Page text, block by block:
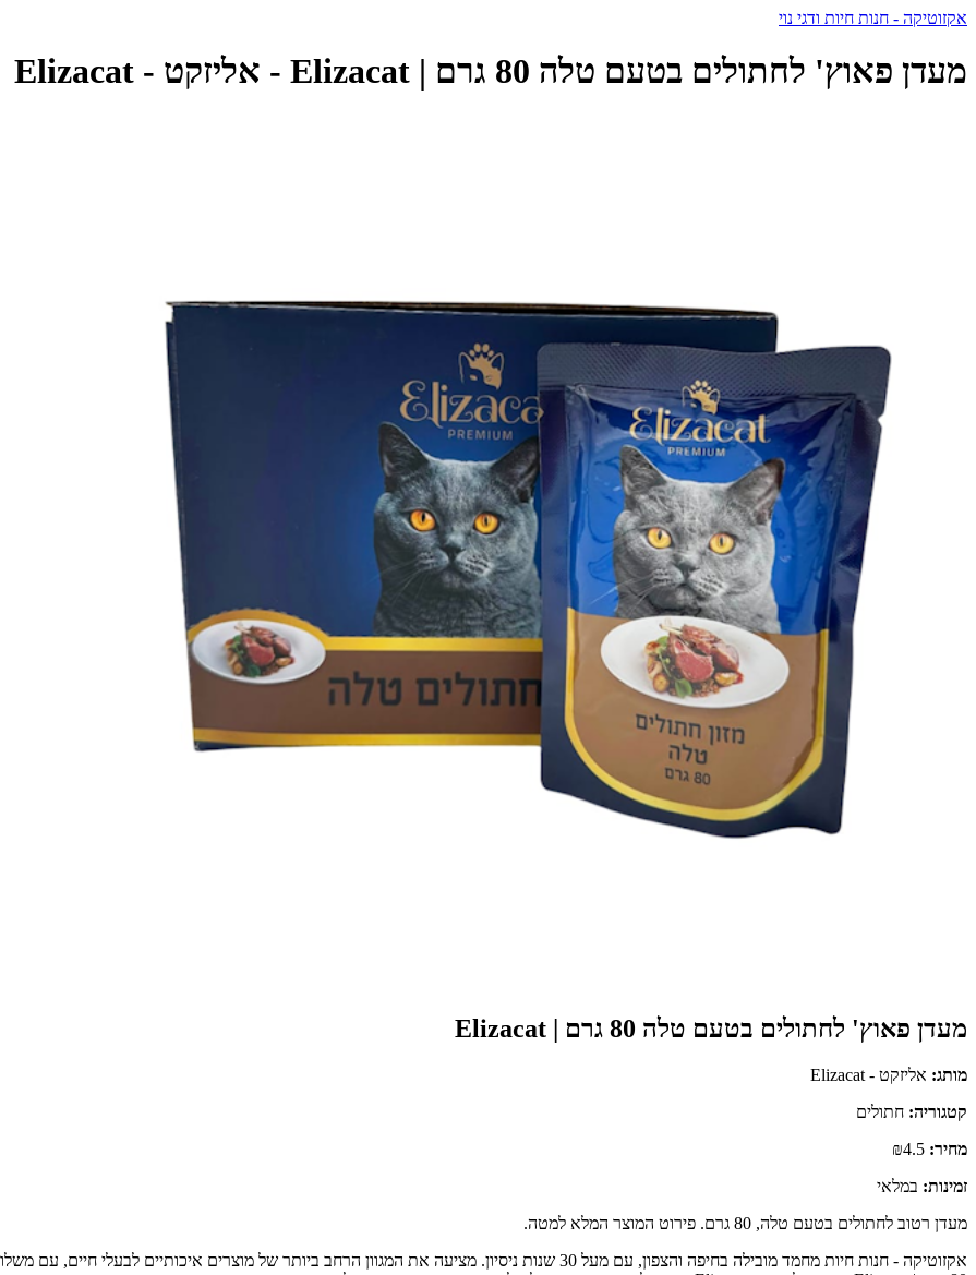
אקזוטיקה - חנות חיות ודגי נוי
מעדן פאוץ' לחתולים בטעם טלה 80 גרם | Elizacat - אליזקט - Elizacat
מעדן פאוץ' לחתולים בטעם טלה 80 גרם | Elizacat
מותג: אליזקט - Elizacat
קטגוריה: חתולים
מחיר:
זמינות: במלאי
מעדן רטוב לחתולים בטעם טלה, 80 גרם. פירוט המוצר המלא למטה.
אקזוטיקה - חנות חיות מחמד מובילה בחיפה והצפון, עם מעל 30 שנות ניסיון. מציעה את המגוון הרחב ביותר של